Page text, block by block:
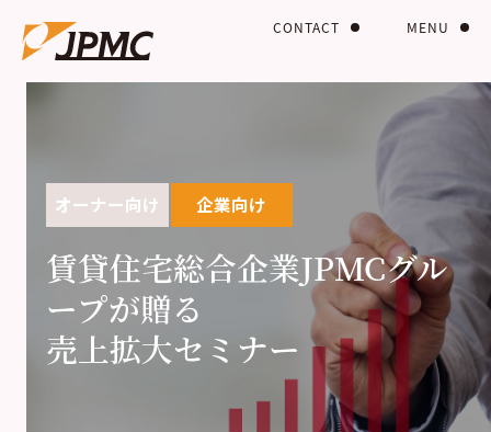
MENU
CONTACT
オーナー向け 企業向け
賃貸住宅総合企業JPMCグル
ープが贈る
売上拡大セミナー